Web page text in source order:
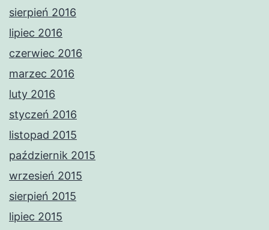
sierpień 2016
lipiec 2016
czerwiec 2016
marzec 2016
luty 2016
styczeń 2016
listopad 2015
październik 2015
wrzesień 2015
sierpień 2015
lipiec 2015